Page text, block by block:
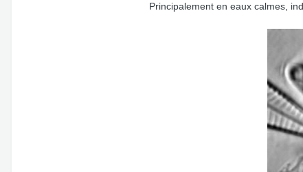
Principalement en eaux calmes,